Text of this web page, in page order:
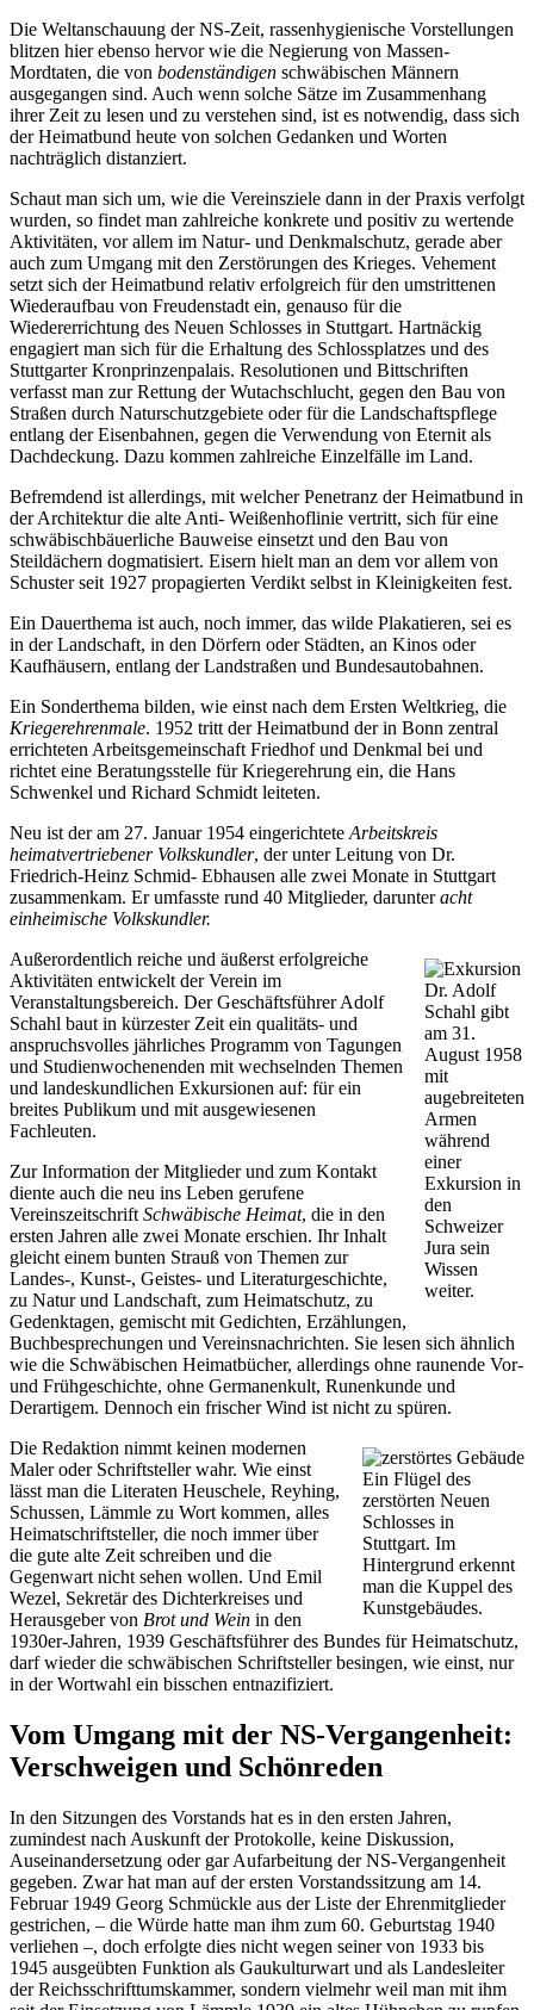
Die Weltanschauung der NS-Zeit, rassenhygienische Vorstellungen
blitzen hier ebenso hervor wie die Negierung von Massen-
Mordtaten, die von bodenständigen schwäbischen Männern
ausgegangen sind. Auch wenn solche Sätze im Zusammenhang
ihrer Zeit zu lesen und zu verstehen sind, ist es notwendig, dass sich
der Heimatbund heute von solchen Gedanken und Worten
nachträglich distanziert.
Schaut man sich um, wie die Vereinsziele dann in der Praxis verfolgt
wurden, so findet man zahlreiche konkrete und positiv zu wertende
Aktivitäten, vor allem im Natur- und Denkmalschutz, gerade aber
auch zum Umgang mit den Zerstörungen des Krieges. Vehement
setzt sich der Heimatbund relativ erfolgreich für den umstrittenen
Wiederaufbau von Freudenstadt ein, genauso für die
Wiedererrichtung des Neuen Schlosses in Stuttgart. Hartnäckig
engagiert man sich für die Erhaltung des Schlossplatzes und des
Stuttgarter Kronprinzenpalais. Resolutionen und Bittschriften
verfasst man zur Rettung der Wutachschlucht, gegen den Bau von
Straßen durch Naturschutzgebiete oder für die Landschaftspflege
entlang der Eisenbahnen, gegen die Verwendung von Eternit als
Dachdeckung. Dazu kommen zahlreiche Einzelfälle im Land.
Befremdend ist allerdings, mit welcher Penetranz der Heimatbund in
der Architektur die alte Anti- Weißenhoflinie vertritt, sich für eine
schwäbischbäuerliche Bauweise einsetzt und den Bau von
Steildächern dogmatisiert. Eisern hielt man an dem vor allem von
Schuster seit 1927 propagierten Verdikt selbst in Kleinigkeiten fest.
Ein Dauerthema ist auch, noch immer, das wilde Plakatieren, sei es
in der Landschaft, in den Dörfern oder Städten, an Kinos oder
Kaufhäusern, entlang der Landstraßen und Bundesautobahnen.
Ein Sonderthema bilden, wie einst nach dem Ersten Weltkrieg, die
Kriegerehrenmale. 1952 tritt der Heimatbund der in Bonn zentral
errichteten Arbeitsgemeinschaft Friedhof und Denkmal bei und
richtet eine Beratungsstelle für Kriegerehrung ein, die Hans
Schwenkel und Richard Schmidt leiteten.
Neu ist der am 27. Januar 1954 eingerichtete Arbeitskreis
heimatvertriebener Volkskundler, der unter Leitung von Dr.
Friedrich-Heinz Schmid- Ebhausen alle zwei Monate in Stuttgart
zusammenkam. Er umfasste rund 40 Mitglieder, darunteracht
einheimische Volkskundler.
Dr. Adolf
Schahl gibt
am 31.
August 1958
mit
augebreiteten
Armen
während
einer
Exkursion in
den
Schweizer
Jura sein
Wissen
weiter.
Außerordentlich reiche und äußerst erfolgreiche
Aktivitäten entwickelt der Verein im
Veranstaltungsbereich. Der Geschäftsführer Adolf
Schahl baut in kürzester Zeit ein qualitäts- und
anspruchsvolles jährliches Programm von Tagungen
und Studienwochenenden mit wechselnden Themen
und landeskundlichen Exkursionen auf: für ein
breites Publikum und mit ausgewiesenen
Fachleuten.
Zur Information der Mitglieder und zum Kontakt
diente auch die neu ins Leben gerufene
Vereinszeitschrift Schwäbische Heimat, die in den
ersten Jahren alle zwei Monate erschien. Ihr Inhalt
gleicht einem bunten Strauß von Themen zur
Landes-, Kunst-, Geistes- und Literaturgeschichte,
zu Natur und Landschaft, zum Heimatschutz, zu
Gedenktagen, gemischt mit Gedichten, Erzählungen,
Buchbesprechungen und Vereinsnachrichten. Sie lesen sich ähnlich
wie die Schwäbischen Heimatbücher, allerdings ohne raunende Vor-
und Frühgeschichte, ohne Germanenkult, Runenkunde und
Derartigem. Dennoch ein frischer Wind ist nicht zu spüren.
Ein Flügel des
zerstörten Neuen
Schlosses in
Stuttgart. Im
Hintergrund erkennt
man die Kuppel des
Kunstgebäudes.
Die Redaktion nimmt keinen modernen
Maler oder Schriftsteller wahr. Wie einst
lässt man die Literaten Heuschele, Reyhing,
Schussen, Lämmle zu Wort kommen, alles
Heimatschriftsteller, die noch immer über
die gute alte Zeit schreiben und die
Gegenwart nicht sehen wollen. Und Emil
Wezel, Sekretär des Dichterkreises und
Herausgeber von Brot und Wein in den
1930er-Jahren, 1939 Geschäftsführer des Bundes für Heimatschutz,
darf wieder die schwäbischen Schriftsteller besingen, wie einst, nur
in der Wortwahl ein bisschen entnazifiziert.
Vom Umgang mit der NS-Vergangenheit:
Verschweigen und Schönreden
In den Sitzungen des Vorstands hat es in den ersten Jahren,
zumindest nach Auskunft der Protokolle, keine Diskussion,
Auseinandersetzung oder gar Aufarbeitung der NS-Vergangenheit
gegeben. Zwar hat man auf der ersten Vorstandssitzung am 14.
Februar 1949 Georg Schmückle aus der Liste der Ehrenmitglieder
gestrichen, – die Würde hatte man ihm zum 60. Geburtstag 1940
verliehen –, doch erfolgte dies nicht wegen seiner von 1933 bis
1945 ausgeübten Funktion als Gaukulturwart und als Landesleiter
der Reichsschrifttumskammer, sondern vielmehr weil man mit ihm